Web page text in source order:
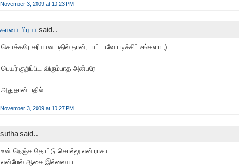
November 3, 2009 at 10:23 PM
கானா பிரபா said...
சொக்கரே சரியான பதில் தான், பாட்டாவே படிச்சிட்டீங்களா ;)
பெயர் குறிப்பிட விரும்பாத அன்பரே
அதுதான் பதில்
November 3, 2009 at 10:27 PM
sutha said...
உன் நெஞ்ச தொட்டு சொல்லு என் ராசா
என்மேல் ஆசை இல்லையா....